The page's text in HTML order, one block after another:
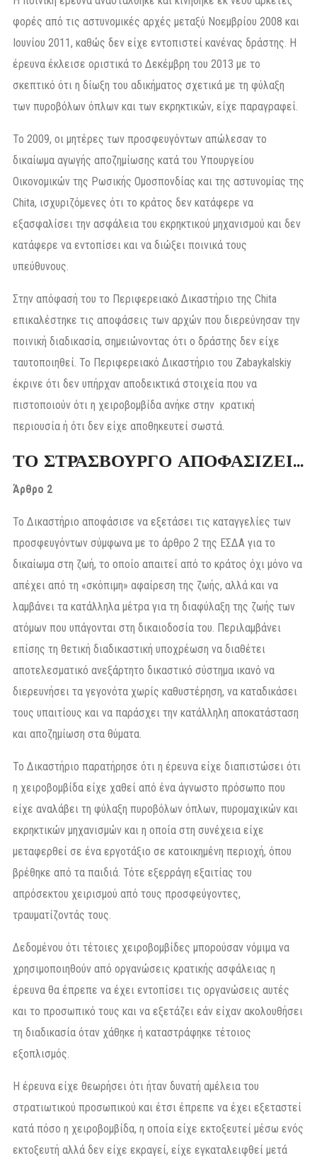
φορές από τις αστυνομικές αρχές μεταξύ Νοεμβρίου 2008 και
Ιουνίου 2011, καθώς δεν είχε εντοπιστεί κανένας δράστης. Η
έρευνα έκλεισε οριστικά το Δεκέμβρη του 2013 με το
σκεπτικό ότι η δίωξη του αδικήματος σχετικά με τη φύλαξη
των πυροβόλων όπλων και των εκρηκτικών, είχε παραγραφεί.
Το 2009, οι μητέρες των προσφευγόντων απώλεσαν το
δικαίωμα αγωγής αποζημίωσης κατά του Υπουργείου
Οικονομικών της Ρωσικής Ομοσπονδίας και της αστυνομίας της
Chita, ισχυριζόμενες ότι το κράτος δεν κατάφερε να
εξασφαλίσει την ασφάλεια του εκρηκτικού μηχανισμού και δεν
κατάφερε να εντοπίσει και να διώξει ποινικά τους
υπεύθυνους.
Στην απόφασή του το Περιφερειακό Δικαστήριο της Chita
επικαλέστηκε τις αποφάσεις των αρχών που διερεύνησαν την
ποινική διαδικασία, σημειώνοντας ότι ο δράστης δεν είχε
ταυτοποιηθεί. Το Περιφερειακό Δικαστήριο του Zabaykalskiy
έκρινε ότι δεν υπήρχαν αποδεικτικά στοιχεία που να
πιστοποιούν ότι η χειροβομβίδα ανήκε στην κρατική
περιουσία ή ότι δεν είχε αποθηκευτεί σωστά.
ΤΟ ΣΤΡΑΣΒΟΥΡΓΟ ΑΠΟΦΑΣΙΖΕΙ…
Άρθρο 2
Το Δικαστήριο αποφάσισε να εξετάσει τις καταγγελίες των
προσφευγόντων σύμφωνα με το άρθρο 2 της ΕΣΔΑ για το
δικαίωμα στη ζωή, το οποίο απαιτεί από το κράτος όχι μόνο να
απέχει από τη «σκόπιμη» αφαίρεση της ζωής, αλλά και να
λαμβάνει τα κατάλληλα μέτρα για τη διαφύλαξη της ζωής των
ατόμων που υπάγονται στη δικαιοδοσία του. Περιλαμβάνει
επίσης τη θετική διαδικαστική υποχρέωση να διαθέτει
αποτελεσματικό ανεξάρτητο δικαστικό σύστημα ικανό να
διερευνήσει τα γεγονότα χωρίς καθυστέρηση, να καταδικάσει
τους υπαιτίους και να παράσχει την κατάλληλη αποκατάσταση
και αποζημίωση στα θύματα.
Το Δικαστήριο παρατήρησε ότι η έρευνα είχε διαπιστώσει ότι
η χειροβομβίδα είχε χαθεί από ένα άγνωστο πρόσωπο που
είχε αναλάβει τη φύλαξη πυροβόλων όπλων, πυρομαχικών και
εκρηκτικών μηχανισμών και η οποία στη συνέχεια είχε
μεταφερθεί σε ένα εργοτάξιο σε κατοικημένη περιοχή, όπου
βρέθηκε από τα παιδιά. Τότε εξερράγη εξαιτίας του
απρόσεκτου χειρισμού από τους προσφεύγοντες,
τραυματίζοντάς τους.
Δεδομένου ότι τέτοιες χειροβομβίδες μπορούσαν νόμιμα να
χρησιμοποιηθούν από οργανώσεις κρατικής ασφάλειας η
έρευνα θα έπρεπε να έχει εντοπίσει τις οργανώσεις αυτές
και το προσωπικό τους και να εξετάζει εάν είχαν ακολουθήσει
τη διαδικασία όταν χάθηκε ή καταστράφηκε τέτοιος
εξοπλισμός.
Η έρευνα είχε θεωρήσει ότι ήταν δυνατή αμέλεια του
στρατιωτικού προσωπικού και έτσι έπρεπε να έχει εξεταστεί
κατά πόσο η χειροβομβίδα, η οποία είχε εκτοξευτεί μέσω ενός
εκτοξευτή αλλά δεν είχε εκραγεί, είχε εγκαταλειφθεί μετά